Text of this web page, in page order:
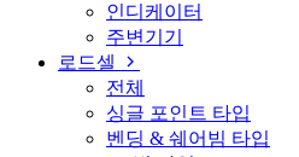
인디케이터
주변기기
로드셀
전체
싱글 포인트 타입
벤딩 & 쉐어빔 타입